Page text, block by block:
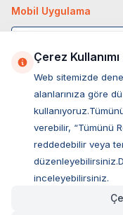
Mobil Uygulama
Müşteri Hizmetleri
Çerez Kullanımı
Web sitemizde
alanlarınıza göre
verebilir, “Tümünü
reddedebilir veya
inceleyebilirsiniz.